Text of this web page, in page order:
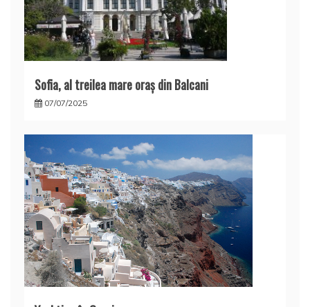
Sofia, al treilea mare oraş din Balcani
07/07/2025